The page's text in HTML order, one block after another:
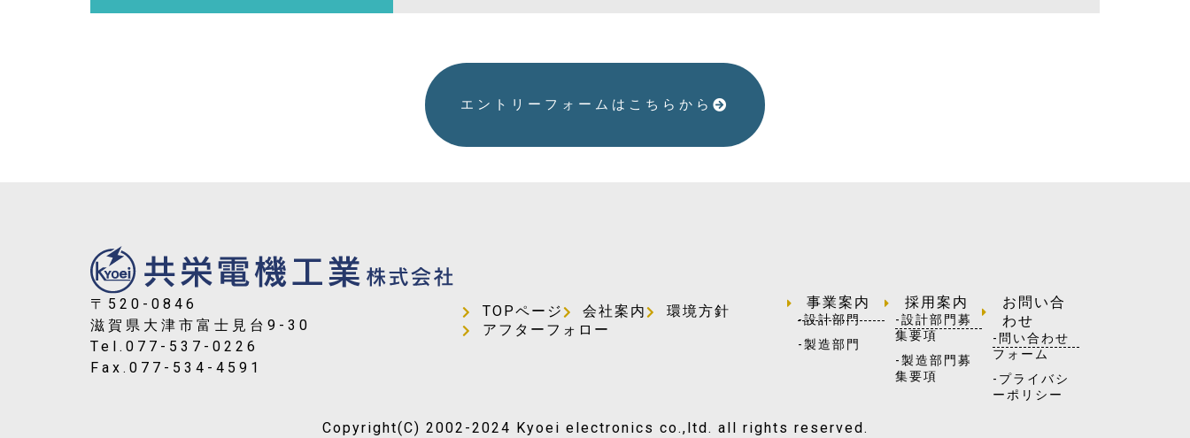
エントリーフォームはこちらから
〒520-0846
滋賀県大津市富士見台9-30
Tel.077-537-0226
Fax.077-534-4591
TOPページ 会社案内
環境方針
アフターフォロー
事業案内
-設計部門
-製造部門
採用案内
-設計部門募
集要項
-製造部門募
集要項
お問い合
わせ
-問い合わせ
フォーム
-プライバシ
ーポリシー
Copyright(C) 2002-2024 Kyoei electronics co.,ltd. all rights reserved.